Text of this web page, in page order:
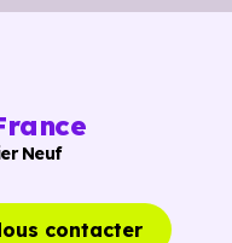
nos
Neuf
contacter